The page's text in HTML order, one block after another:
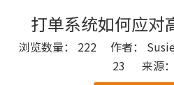
打单系统如何应对
浏览数量： 222 作者：
23 来源：